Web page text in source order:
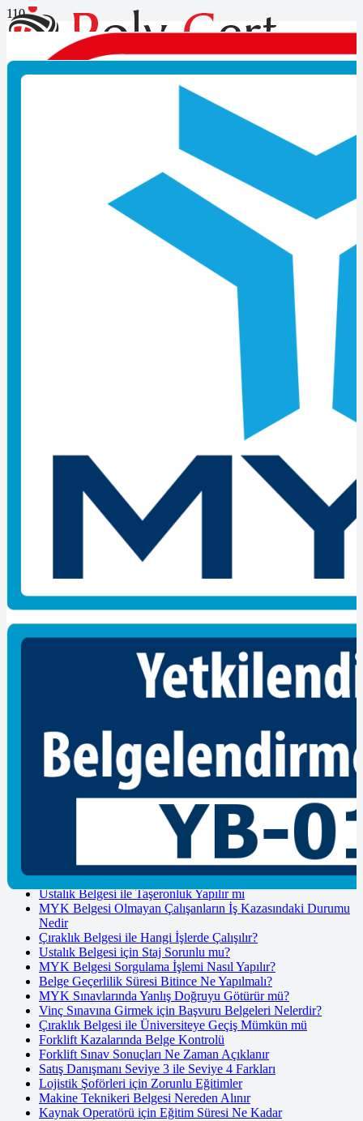
Servis aracı şoförü-seviye 3
mesleki yeterlilik belgesi
gerekir mi?
Servis aracı şoförü-seviye 3 mesleki yeterlilik belgesi gerekir mi?
Ulusal yeterliliğin sağlanması, mesleğin eğitim almış ve nitelikli
personel tarafından yapılmasını sağlamak adına verilmektedir.
Meslekler adına kalitenin arttılması amaçlanmaktadır. Aday geçerli
bir belge ile meslekteki yeterliliğini kanıtlayabilmektedir. Adaylar;
bilgi, beceri, nitelikleriyle yeterlilik belgesi almaya hak kazanırlar.
Yeterlilik belgesi alınması için bazı ön şartların karşılanması
gerekmektedir. Bu ön şartlar mesleklere göre değişiklik
Yeterlilik sınavları ile adaylar bilgilerini test ederler. %60 ve üzeri
sonuç aldıklarında başarılı sayılmaktadırlar. Teorik ve performans
sınavları sonrasında tüm şartları sağlayan adaylar mesleki yeterlilik
belgesi almaya hak kazanmaktadır.
Mesleki yeterlilik belgeleri hakkındaki sorularınıza cevap
Adaylar mesleki yeterlilik belgeleri almaları sonucunda bazı
nitelikler kazanmaktadır. Öncelikli niteliklerden biri iş sağlığı ve
sağlığını korumak için oldukça önemlidir.
Hakkında detaylı bilgi almak için
edebilirsiniz.
hesaplarımızdan takip edebilirsiniz.
Mesleki Yeterlilik Belgesi Nedir?
İzmir MYK Belgesi Başvurusu Nasıl Yapılır?
Kocaeli MYK Belgesi Başvurusu Nasıl Yapılır?
MYK Belgesi Zorunlu Meslekler Listesi
MYK Belgesi Nasıl Alınır? Güncel Başvuru Rehberi
Çıraklık Belgesi Geçerliliği Kaç Yıldır
Ustalık Belgesi Almadan Dükkan Açılabilir mi
MYK Belgesi Almayan İşletmelere Yaptırım
Hangi Kurumlar Belge Denetimi Yapar
Çıraklık Okulunda Belge Sınavı Tarihleri
Ustalık Belgesi ile Taşeronluk Yapılır mı
MYK Belgesi Olmayan Çalışanların İş Kazasındaki Durumu
Nedir
Çıraklık Belgesi ile Hangi İşlerde Çalışılır?
Ustalık Belgesi için Staj Sorunlu mu?
MYK Belgesi Sorgulama İşlemi Nasıl Yapılır?
Belge Geçerlilik Süresi Bitince Ne Yapılmalı?
MYK Sınavlarında Yanlış Doğruyu Götürür mü?
Vinç Sınavına Girmek için Başvuru Belgeleri Nelerdir?
Çıraklık Belgesi ile Üniversiteye Geçiş Mümkün mü
Forklift Kazalarında Belge Kontrolü
Forklift Sınav Sonuçları Ne Zaman Açıklanır
Satış Danışmanı Seviye 3 ile Seviye 4 Farkları
Lojistik Şoförleri için Zorunlu Eğitimler
Makine Teknikeri Belgesi Nereden Alınır
Kaynak Operatörü için Eğitim Süresi Ne Kadar